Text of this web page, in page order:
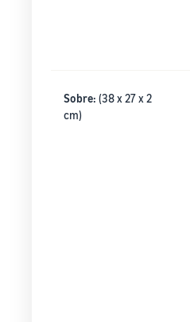
Sobre: (38 x 27 x 2
cm)